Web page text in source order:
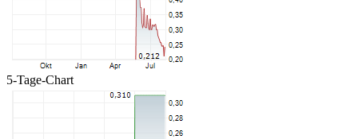
5-Tage-Chart